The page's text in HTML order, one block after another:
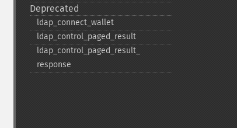
Deprecated
ldap_​connect_​wallet
ldap_​control_​paged_​result
ldap_​control_​paged_​result_​
response